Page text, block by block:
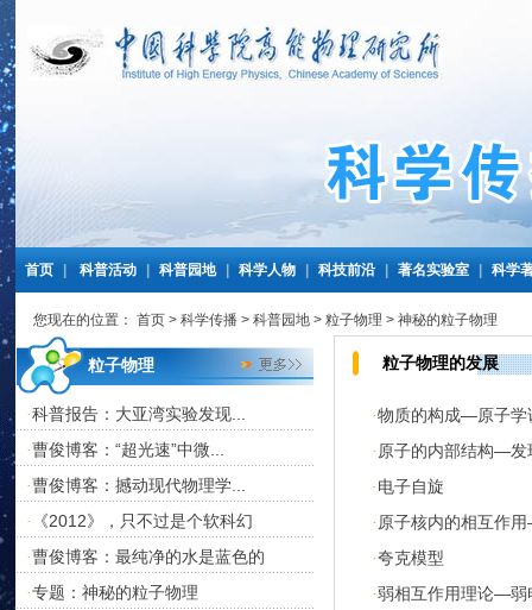
首页 科普活动 科普园地 科学人物 科技前沿 著名实验室 科学
您现在的位置： 首页> 科学传播> 科普园地> 粒子物理 > 神秘的粒子物理
粒子物理
·科普报告：大亚湾实验发现...
·曹俊博客：“超光速”中微...
·曹俊博客：撼动现代物理学...
· 《2012》，只不过是个软科幻
·曹俊博客：最纯净的水是蓝色的
·专题：神秘的粒子物理
粒子物理的发展
·物质的构成—原子
· 原子的内部结构—
· 电子自旋
· 原子核内的相互作
·夸克模型
·弱相互作用理论—弱